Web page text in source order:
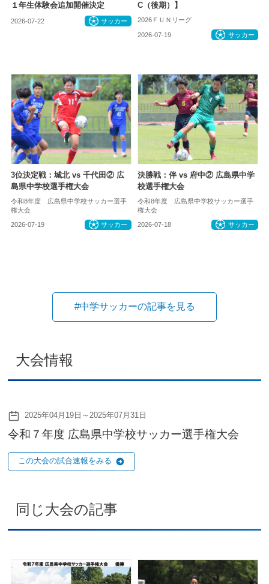
１年生体験会追加開催決定
2026-07-22 サッカー
C（後期）】
2026ＦＵＮリーグ
2026-07-19 サッカー
3位決定戦：城北 vs 千代田② 広
島県中学校選手権大会
令和8年度 広島県中学校サッカー選手
権大会
2026-07-19 サッカー
決勝戦：伴 vs 府中② 広島県中学
校選手権大会
令和8年度 広島県中学校サッカー選手
権大会
2026-07-18 サッカー
#中学サッカーの記事を見る
大会情報
2025年04月19日～2025年07月31日
令和７年度 広島県中学校サッカー選手権大会
この大会の試合速報をみる
同じ大会の記事